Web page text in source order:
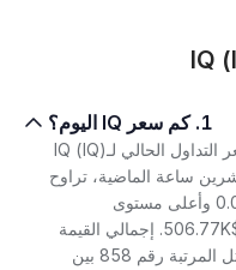
1. كم سعر IQ اليوم؟
اعتبارًا من 7 أغسطس 2026، بلغ سعر التداول الحالي لـIQ (IQ)
وعشرين ساعة الماضية، تراوح
السعر بين أدنى مستوى $0.00064494 وأعلى مستوى
$0.00066472، مع حجم تداول بلغ $506.77K. إجمالي القيمة
السوقية هو $17.66M، مما يجعله يحتل المرتبة رقم 858 بين